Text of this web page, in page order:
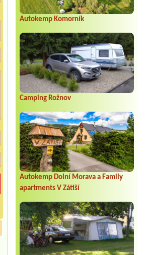
Autokemp Komorník
Camping Rožnov
Autokemp Dolní Morava a Family
apartments V Zátiší